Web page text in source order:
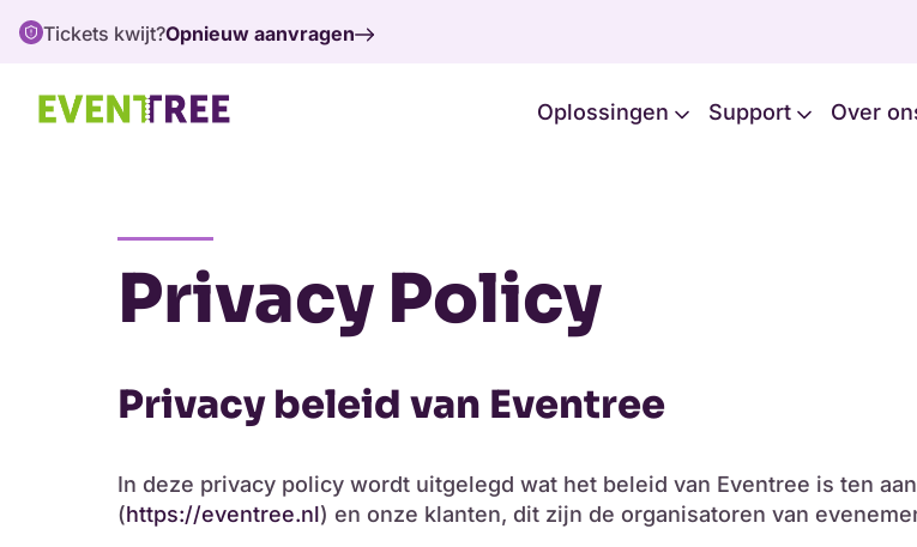
Tickets kwijt?Opnieuw aanvragen
Oplossingen Support Over
Privacy Policy
Privacy beleid van Eventree
In deze privacy policy wordt uitgelegd wat het beleid van Eventree is ten
(https://eventree.nl) en onze klanten, dit zijn de organisatoren van